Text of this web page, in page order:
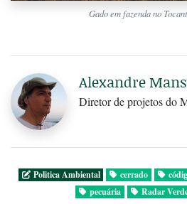
Gado em fazenda no
Alexandre
Diretor de projetos do
Politica Ambiental cerrado
pecuária
Radar